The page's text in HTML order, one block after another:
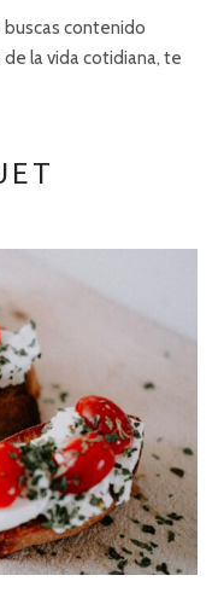
contenido
la vida cotidiana, te